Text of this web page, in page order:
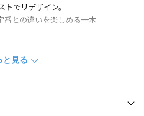
でリデザイン。
番との違いを楽しめる一本
は目元に存在感をプラス。
、丸みのあるボストン型に。